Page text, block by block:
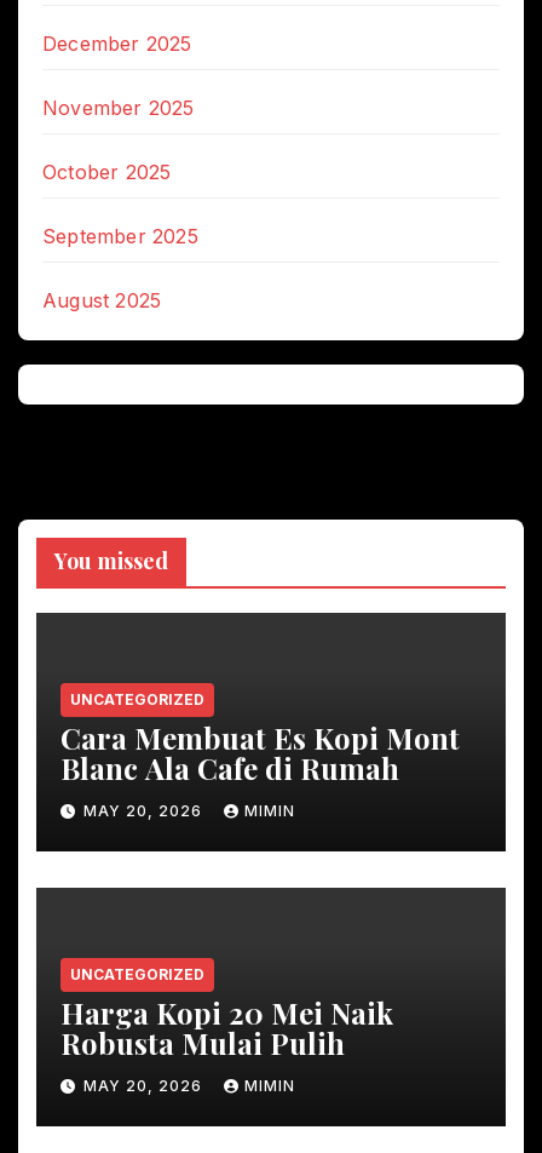
December 2025
November 2025
October 2025
September 2025
August 2025
You missed
UNCATEGORIZED
Cara Membuat Es Kopi Mont
Blanc Ala Cafe di Rumah
MAY 20, 2026 MIMIN
UNCATEGORIZED
Harga Kopi 20 Mei Naik
Robusta Mulai Pulih
MAY 20, 2026 MIMIN